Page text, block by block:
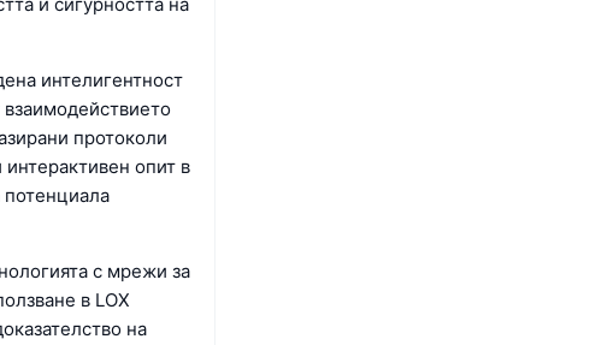
интелигентност
протоколи
опит в
с мрежи за
в LOX
на